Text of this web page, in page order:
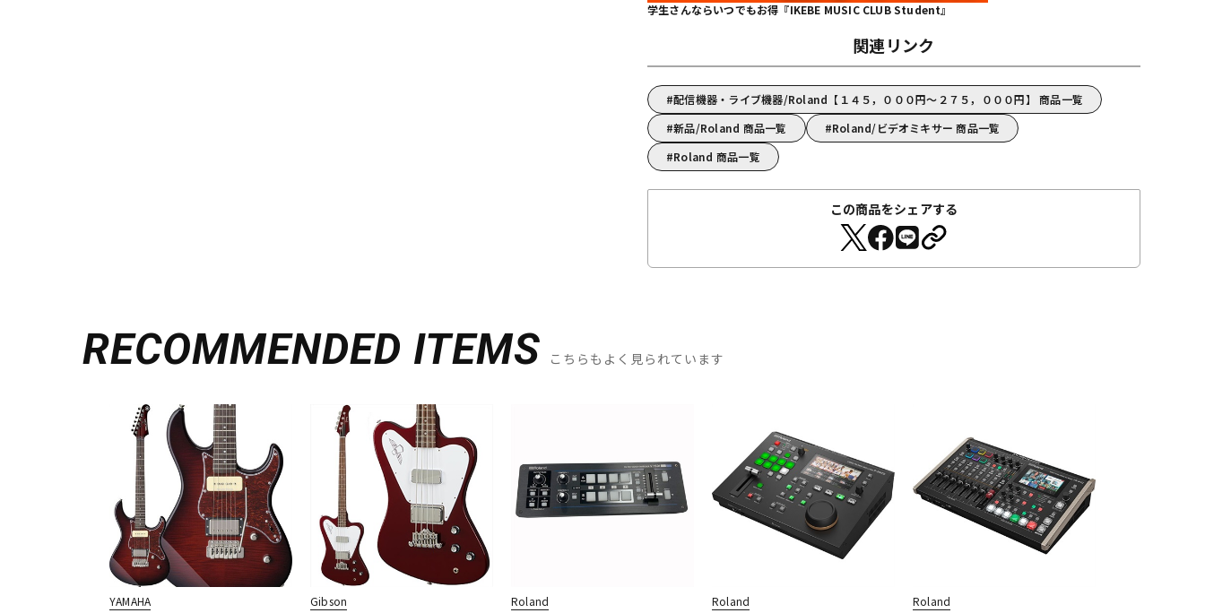
学生さんならいつでもお得『IKEBE MUSIC CLUB Student』
関連リンク
配信機器・ライブ機器/Roland【１４５，０００円～２７５，０００円】 商品一覧
新品/Roland 商品一覧
Roland/ビデオミキサー 商品一覧
Roland 商品一覧
この商品をシェアする
RECOMMENDED ITEMS こちらもよく見られています
YAMAHA Gibson Roland Roland Roland